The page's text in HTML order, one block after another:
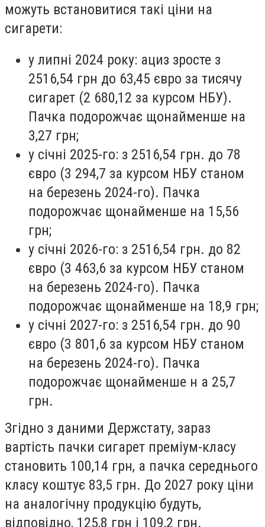
можуть встановитися такі ціни на
сигарети:
у липні 2024 року: ациз зросте з
2516,54 грн до 63,45 євро за тисячу
сигарет (2 680,12 за курсом НБУ).
Пачка подорожчає щонайменше на
3,27 грн;
у січні 2025-го: з 2516,54 грн. до 78
євро (3 294,7 за курсом НБУ станом
на березень 2024-го). Пачка
подорожчає щонайменше на 15,56
грн;
у січні 2026-го: з 2516,54 грн. до 82
євро (3 463,6 за курсом НБУ станом
на березень 2024-го). Пачка
подорожчає щонайменше на 18,9 грн;
у січні 2027-го: з 2516,54 грн. до 90
євро (3 801,6 за курсом НБУ станом
на березень 2024-го). Пачка
подорожчає щонайменше н а 25,7
грн.
Згідно з даними Держстату, зараз
вартість пачки сигарет преміум-класу
становить 100,14 грн, а пачка середнього
класу коштує 83,5 грн. До 2027 року ціни
на аналогічну продукцію будуть,
відповідно, 125,8 грн і 109,2 грн.